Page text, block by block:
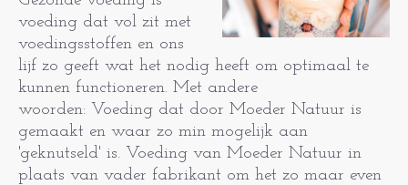
voeding dat vol zit met
voedingsstoffen en ons
lijf zo geeft wat het nodig heeft om optimaal te
kunnen functioneren. Met andere
woorden: Voeding dat door Moeder Natuur is
gemaakt en waar zo min mogelijk aan
'geknutseld' is. Voeding van Moeder Natuur in
plaats van vader fabrikant om het zo maar even